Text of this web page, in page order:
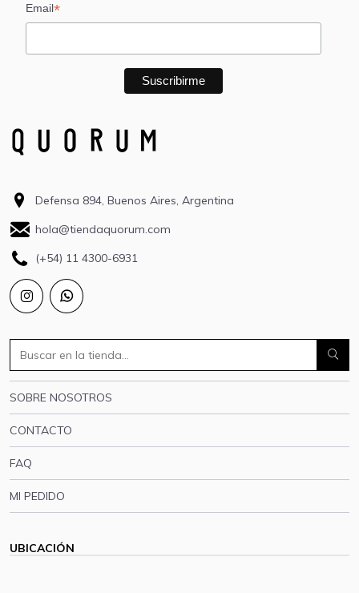
Email*
Defensa 894, Buenos Aires, Argentina
hola@tiendaquorum.com
(+54) 11 4300-6931
SOBRE NOSOTROS
CONTACTO
FAQ
MI PEDIDO
UBICACIÓN